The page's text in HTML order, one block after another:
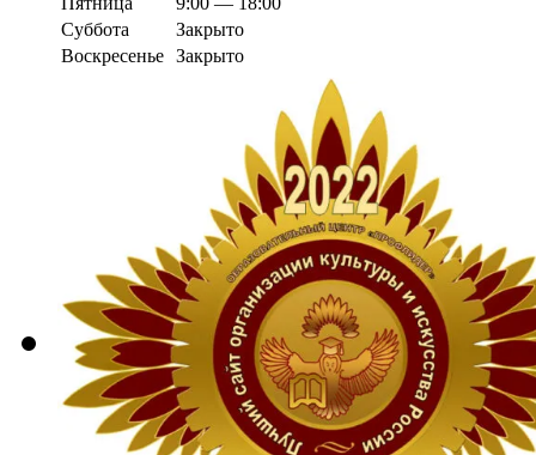
Суббота
Закрыто
Воскресенье Закрыто